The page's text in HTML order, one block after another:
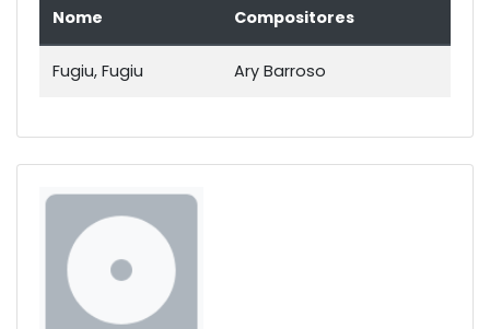
Nome Compositores
Fugiu, Fugiu Ary Barroso